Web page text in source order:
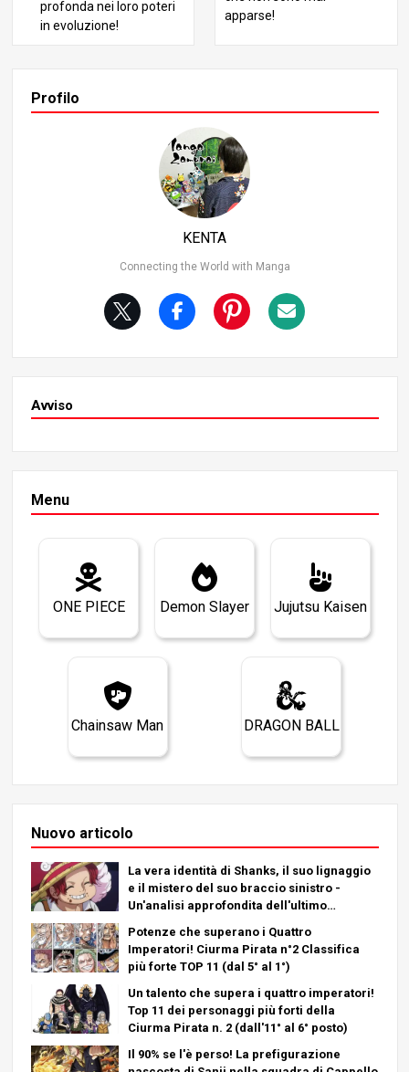
a di figure come i Quattro Imperatori e i Sette Signori dell
e approfondirò le loro abilità di combattimento e i loro su
ccessi. Chi si aggiudicherà il primo posto? Scopriamolo!
2. 11° posto: Killer (Kid Pirates) Killer è un combattente d
ei Kid Pirates e funge da importante compagno di Eusta
ss Kid. Dotato di armi rotanti simili a falci su entrambe le
braccia, Killer travolge i suoi nemici con rapidi fendenti e
profonda nei loro poteri
in evoluzione!
apparse!
Profilo
KENTA
Connecting the World with Manga
Avviso
Menu
ONE PIECE Demon Slayer Jujutsu Kaisen
Chainsaw Man DRAGON BALL
Nuovo articolo
La vera identità di Shanks, il suo lignaggio
e il mistero del suo braccio sinistro -
Un'analisi approfondita dell'ultimo
Potenze che superano i Quattro
Imperatori! Ciurma Pirata n°2 Classifica
più forte TOP 11 (dal 5° al 1°)
Un talento che supera i quattro imperatori!
Top 11 dei personaggi più forti della
Ciurma Pirata n. 2 (dall'11° al 6° posto)
Il 90% se l'è perso! La prefigurazione